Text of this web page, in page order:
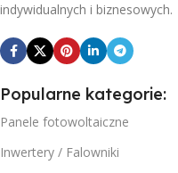
indywidualnych i biznesowych.
Popularne kategorie:
Panele fotowoltaiczne
Inwertery / Falowniki